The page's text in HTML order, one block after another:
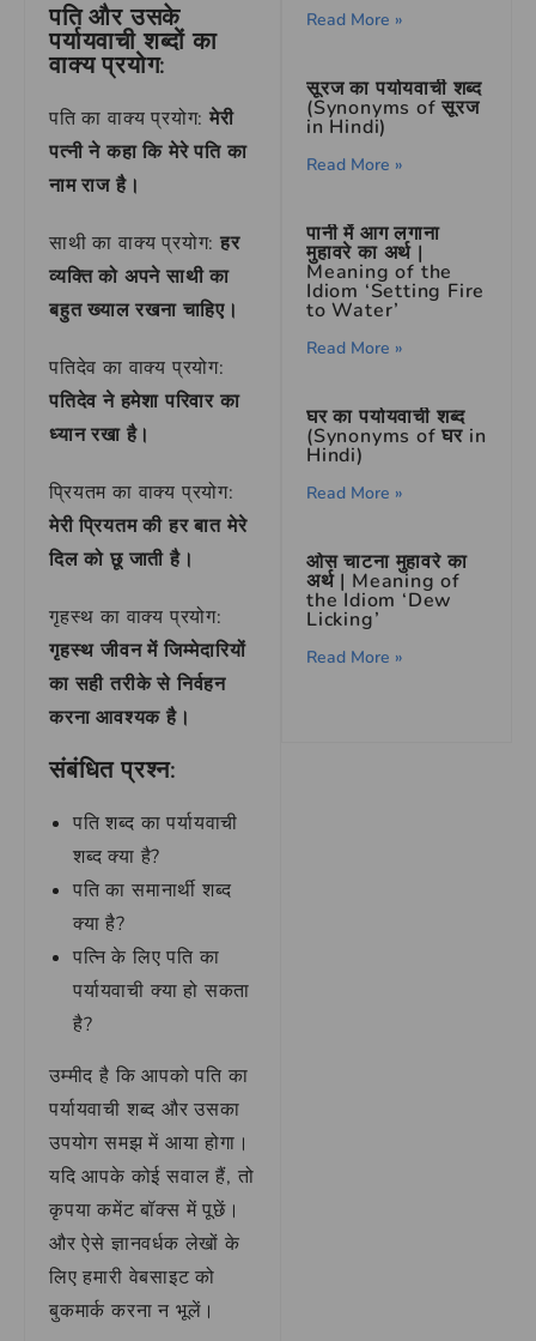
पति और उसके
पर्यायवाची शब्दों का
वाक्य प्रयोग:
पति का वाक्य प्रयोग:मेरी
पत्नी ने कहा कि मेरे पति का
नाम राज है।
साथी का वाक्य प्रयोग:हर
व्यक्ति को अपने साथी का
बहुत ख्याल रखना चाहिए।
पतिदेव का वाक्य प्रयोग:
पतिदेव ने हमेशा परिवार का
ध्यान रखा है।
प्रियतम का वाक्य प्रयोग:
मेरी प्रियतम की हर बात मेरे
दिल को छू जाती है।
गृहस्थ का वाक्य प्रयोग:
गृहस्थ जीवन में जिम्मेदारियों
का सही तरीके से निर्वहन
करना आवश्यक है।
संबंधित प्रश्न:
पति शब्द का पर्यायवाची
शब्द क्या है?
पति का समानार्थी शब्द
क्या है?
पत्नि के लिए पति का
पर्यायवाची क्या हो सकता
है?
उम्मीद है कि आपको पति का
पर्यायवाची शब्द और उसका
उपयोग समझ में आया होगा।
यदि आपके कोई सवाल हैं, तो
कृपया कमेंट बॉक्स में पूछें।
और ऐसे ज्ञानवर्धक लेखों के
लिए हमारी वेबसाइट को
बुकमार्क करना न भूलें।
Read More »
सूरज का पर्यायवाची शब्द
(Synonyms of सूरज
in Hindi)
Read More »
पानी में आग लगाना
मुहावरे का अर्थ |
Meaning of the
Idiom ‘Setting Fire
to Water’
Read More »
घर का पर्यायवाची शब्द
(Synonyms of घर in
Hindi)
Read More »
ओस चाटना मुहावरे का
अर्थ | Meaning of
the Idiom ‘Dew
Licking’
Read More »